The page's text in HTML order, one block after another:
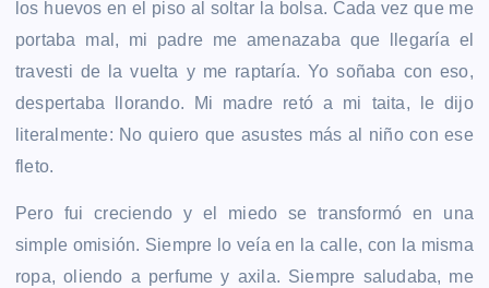
los huevos en el piso al soltar la bolsa. Cada vez que me
portaba mal, mi padre me amenazaba que llegaría el
travesti de la vuelta y me raptaría. Yo soñaba con eso,
despertaba llorando. Mi madre retó a mi taita, le dijo
literalmente: No quiero que asustes más al niño con ese
fleto.
Pero fui creciendo y el miedo se transformó en una
simple omisión. Siempre lo veía en la calle, con la misma
ropa, oliendo a perfume y axila. Siempre saludaba, me